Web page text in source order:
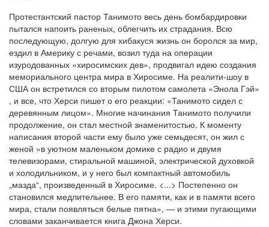
Протестантский пастор Танимото весь день бомбардировки
пытался напоить раненых, облегчить их страдания. Всю
последующую, долгую для хибакуся жизнь он боролся за мир,
ездил в Америку с речами, возил туда на операции
изуродованных «хиросимских дев», продвигал идею создания
мемориального центра мира в Хиросиме. На реалити-шоу в
США он встретился со вторым пилотом самолета «Энола Гэй»
, и все, что Херси пишет о его реакции: «Танимото сидел с
деревянным лицом». Многие начинания Танимото получили
продолжение, он стал местной знаменитостью. К моменту
написания второй части ему было уже семьдесят, он жил с
женой «в уютном маленьком домике с радио и двумя
телевизорами, стиральной машиной, электрической духовкой
и холодильником, и у него был компактный автомобиль
„мазда“, произведенный в Хиросиме. <...> Постепенно он
становился медлительнее. В его памяти, как и в памяти всего
мира, стали появляться белые пятна», — и этими пугающими
словами заканчивается книга Джона Херси.